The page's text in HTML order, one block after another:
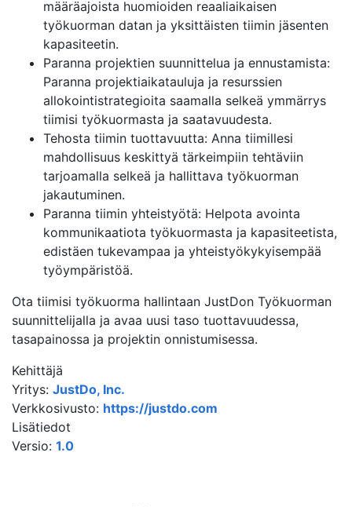
määräajoista huomioiden reaaliaikaisen
työkuorman datan ja yksittäisten tiimin jäsenten
kapasiteetin.
Paranna projektien suunnittelua ja ennustamista:
Paranna projektiaikatauluja ja resurssien
allokointistrategioita saamalla selkeä ymmärrys
tiimisi työkuormasta ja saatavuudesta.
Tehosta tiimin tuottavuutta: Anna tiimillesi
mahdollisuus keskittyä tärkeimpiin tehtäviin
tarjoamalla selkeä ja hallittava työkuorman
jakautuminen.
Paranna tiimin yhteistyötä: Helpota avointa
kommunikaatiota työkuormasta ja kapasiteetista,
edistäen tukevampaa ja yhteistyökykyisempää
työympäristöä.
Ota tiimisi työkuorma hallintaan JustDon Työkuorman
suunnittelijalla ja avaa uusi taso tuottavuudessa,
tasapainossa ja projektin onnistumisessa.
Kehittäjä
Yritys: JustDo, Inc.
Verkkosivusto: https://justdo.com
Lisätiedot
Versio: 1.0